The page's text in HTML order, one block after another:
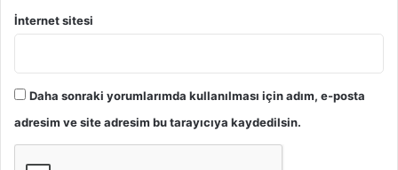
İnternet sitesi
Daha sonraki yorumlarımda kullanılması için adım, e-posta
adresim ve site adresim bu tarayıcıya kaydedilsin.